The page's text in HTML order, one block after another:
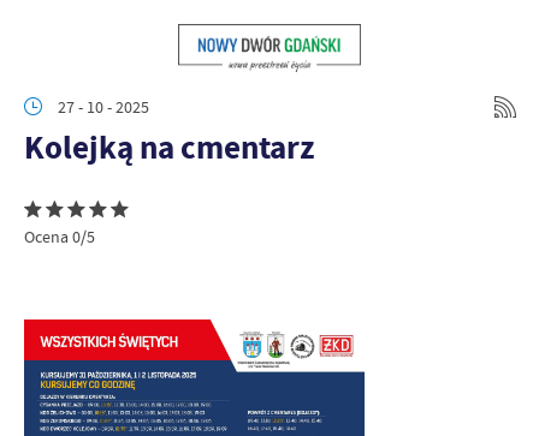
27 - 10 - 2025
Kolejką na cmentarz
Ocena 0/5